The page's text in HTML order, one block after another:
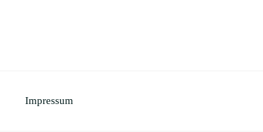
Impressum